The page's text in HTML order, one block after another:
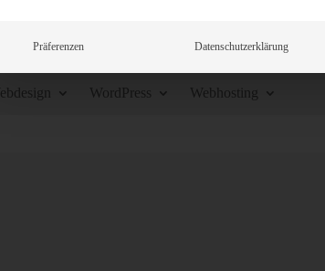
WordPress Webhosting
Präferenzen Datenschutzerklärung